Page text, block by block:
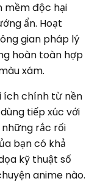
mềm độc hại
ẩn. Hoạt
gian pháp lý
hoàn toàn hợp
xám.
ích chính từ nền
tiếp xúc với
rắc rối
bạn có khả
kỹ thuật số
anime nào.